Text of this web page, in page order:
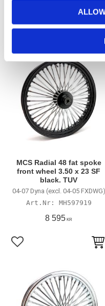
MCS Radial 48 fat spoke
front wheel 3.50 x 23 SF
black. TUV
04-07 Dyna (excl. 04-05 FXDWG)
MH597919
8 595 KR
Lägg till i favoriter